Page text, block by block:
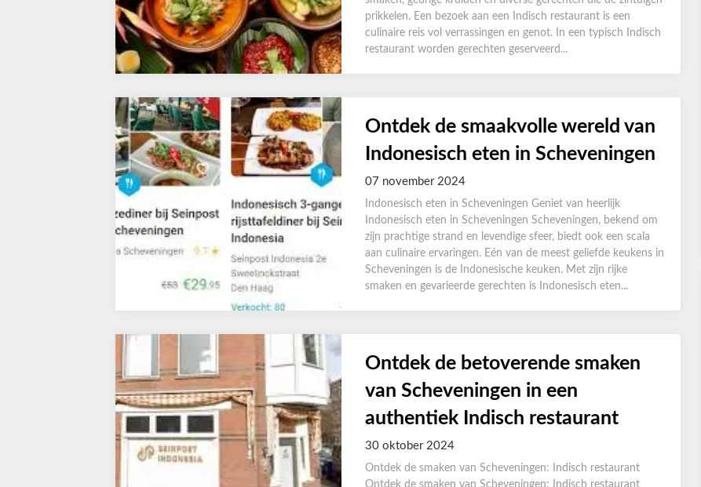
prikkelen. Een bezoek aan een Indisch restaurant is een
culinaire reis vol verrassingen en genot. In een typisch Indisch
restaurant worden gerechten geserveerd...
Ontdek de smaakvolle wereld van
Indonesisch eten in Scheveningen
07 november 2024
Indonesisch eten in Scheveningen Geniet van heerlijk
Indonesisch eten in Scheveningen Scheveningen, bekend om
zijn prachtige strand en levendige sfeer, biedt ook een scala
aan culinaire ervaringen. Eén van de meest geliefde keukens in
Scheveningen is de Indonesische keuken. Met zijn rijke
smaken en gevarieerde gerechten is Indonesisch eten...
Ontdek de betoverende smaken
van Scheveningen in een
authentiek Indisch restaurant
30 oktober 2024
Ontdek de smaken van Scheveningen: Indisch restaurant
Ontdek de smaken van Scheveningen: Indisch restaurant